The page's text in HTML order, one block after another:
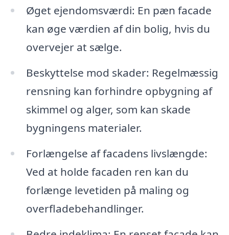
Øget ejendomsværdi: En pæn facade
kan øge værdien af din bolig, hvis du
overvejer at sælge.
Beskyttelse mod skader: Regelmæssig
rensning kan forhindre opbygning af
skimmel og alger, som kan skade
bygningens materialer.
Forlængelse af facadens livslængde:
Ved at holde facaden ren kan du
forlænge levetiden på maling og
overfladebehandlinger.